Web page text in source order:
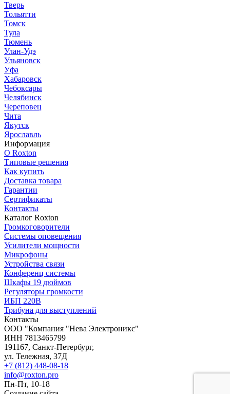
Тверь
Тольятти
Томск
Тула
Тюмень
Улан-Удэ
Ульяновск
Уфа
Хабаровск
Чебоксары
Челябинск
Череповец
Чита
Якутск
Ярославль
Информация
О Roxton
Типовые решения
Как купить
Доставка товара
Гарантии
Сертификаты
Контакты
Каталог Roxton
Громкоговорители
Системы оповещения
Усилители мощности
Микрофоны
Устройства связи
Конференц системы
Шкафы 19 дюймов
Регуляторы громкости
ИБП 220В
Трибуна для выступлений
Контакты
OOO "Компания "Нева Электроникс"
ИНН 7813465799
191167, Санкт-Петербург,
ул. Тележная, 37Д
+7 (812) 448-08-18
info@roxton.pro
Пн-Пт, 10-18